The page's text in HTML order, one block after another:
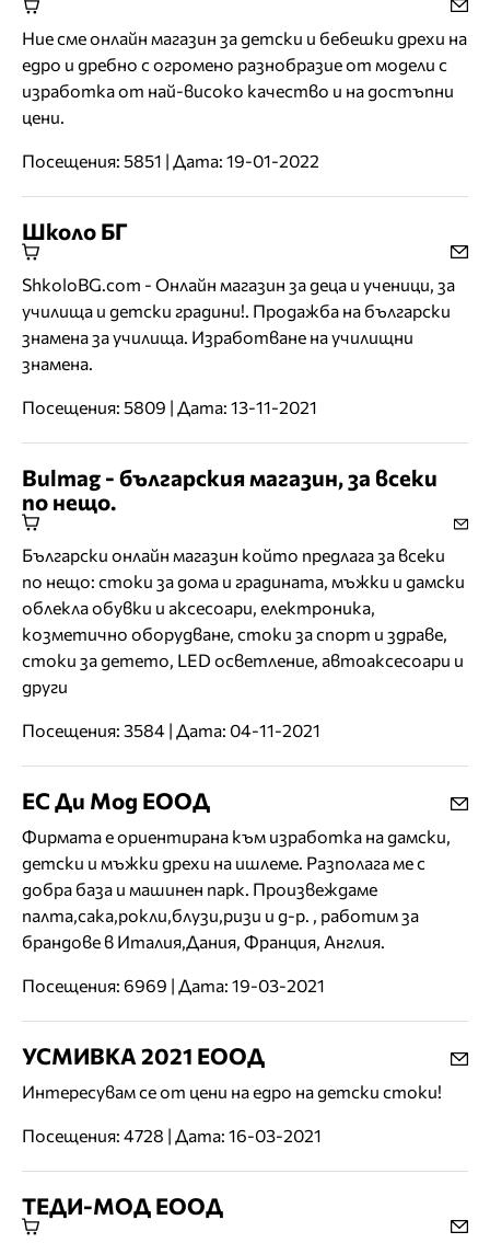
Ние сме онлайн магазин за детски и бебешки дрехи на
едро и дребно с огромено разнобразие от модели с
изработка от най-високо качество и на достъпни
цени.
Посещения: 5851 | Дата: 19-01-2022
Школо БГ
ShkoloBG.com - Онлайн магазин за деца и ученици, за
училища и детски градини!. Продажба на български
знамена за училища. Изработване на училищни
знамена.
Посещения: 5809 | Дата: 13-11-2021
Bulmag - българския магазин, за всеки
по нещо.
Български онлайн магазин който предлага за всеки
по нещо: стоки за дома и градината, мъжки и дамски
облекла обувки и аксесоари, електроника,
козметично оборудване, стоки за спорт и здраве,
стоки за детето, LED осветление, автоаксесоари и
други
Посещения: 3584 | Дата: 04-11-2021
ЕС Ди Мод ЕООД
Фирмата е ориентирана към изработка на дамски,
детски и мъжки дрехи на ишлеме. Разполага ме с
добра база и машинен парк. Произвеждаме
палта,сака,рокли,блузи,ризи и д-р. , работим за
брандове в Италия,Дания, Франция, Англия.
Посещения: 6969 | Дата: 19-03-2021
УСМИВКА 2021 ЕООД
Интересувам се от цени на едро на детски стоки!
Посещения: 4728 | Дата: 16-03-2021
ТЕДИ-МОД ЕООД